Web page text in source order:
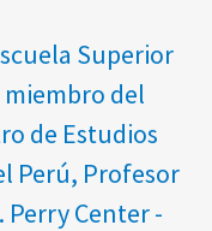
Superior
miembro del
de Estudios
Perú, Profesor
Center -